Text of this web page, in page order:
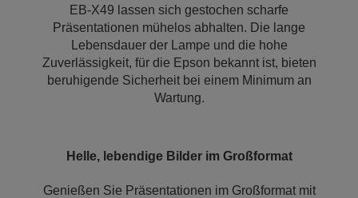
EB-X49 lassen sich gestochen scharfe
Präsentationen mühelos abhalten. Die lange
Lebensdauer der Lampe und die hohe
Zuverlässigkeit, für die Epson bekannt ist, bieten
beruhigende Sicherheit bei einem Minimum an
Wartung.
Helle, lebendige Bilder im Großformat
Genießen Sie Präsentationen im Großformat mit